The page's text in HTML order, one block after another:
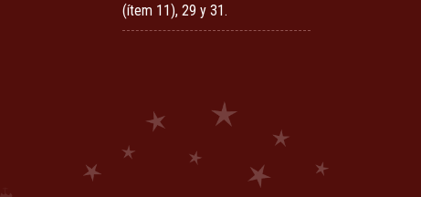
(ítem 11), 29 y 31.